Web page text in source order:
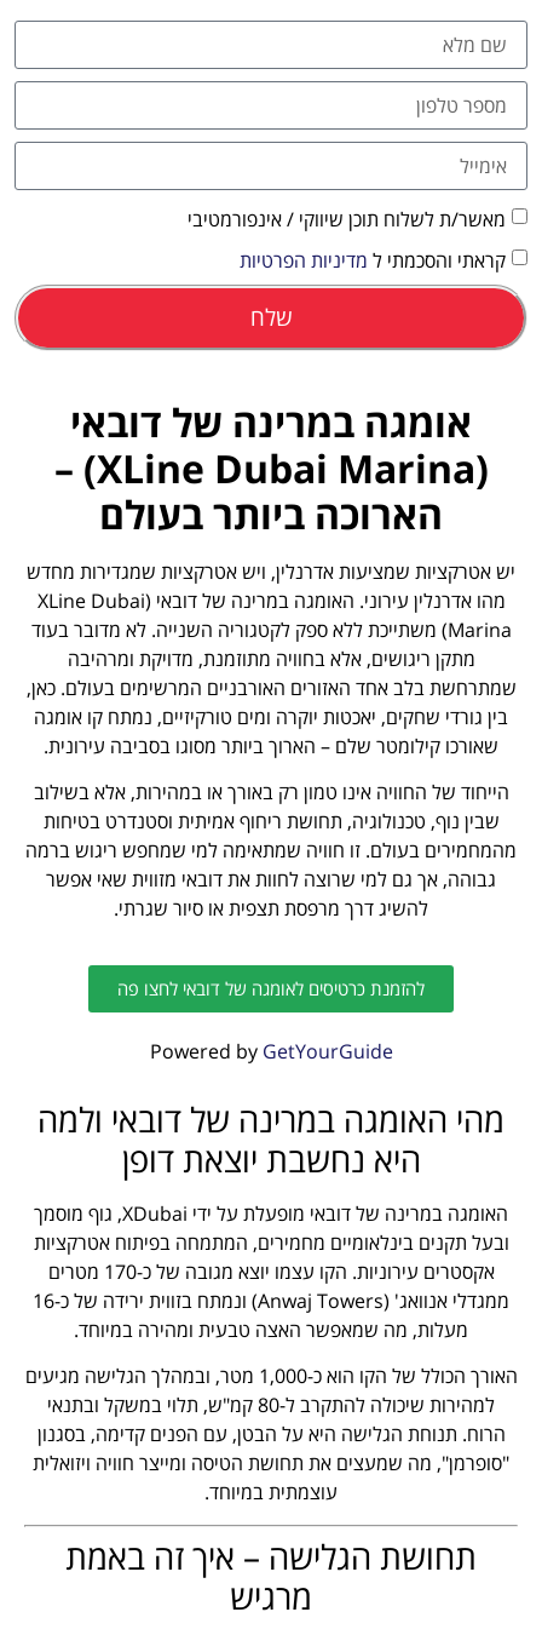
מאשר/ת לשלוח תוכן שיווקי / אינפורמטיבי
קראתי והסכמתי ל מדיניות הפרטיות
שלח
אומגה במרינה של דובאי
(XLine Dubai Marina) –
הארוכה ביותר בעולם
יש אטרקציות שמציעות אדרנלין, ויש אטרקציות שמגדירות מחדש
מהו אדרנלין עירוני. האומגה במרינה של דובאי (XLine Dubai
Marina) משתייכת ללא ספק לקטגוריה השנייה. לא מדובר בעוד
מתקן ריגושים, אלא בחוויה מתוזמנת, מדויקת ומרהיבה
שמתרחשת בלב אחד האזורים האורבניים המרשימים בעולם. כאן,
בין גורדי שחקים, יאכטות יוקרה ומים טורקיזיים, נמתח קו אומגה
שאורכו קילומטר שלם – הארוך ביותר מסוגו בסביבה עירונית.
הייחוד של החוויה אינו טמון רק באורך או במהירות, אלא בשילוב
שבין נוף, טכנולוגיה, תחושת ריחוף אמיתית וסטנדרט בטיחות
מהמחמירים בעולם. זו חוויה שמתאימה למי שמחפש ריגוש ברמה
גבוהה, אך גם למי שרוצה לחוות את דובאי מזווית שאי אפשר
להשיג דרך מרפסת תצפית או סיור שגרתי.
להזמנת כרטיסים לאומגה של דובאי לחצו פה
Powered by GetYourGuide
מהי האומגה במרינה של דובאי ולמה
היא נחשבת יוצאת דופן
האומגה במרינה של דובאי מופעלת על ידי XDubai, גוף מוסמך
ובעל תקנים בינלאומיים מחמירים, המתמחה בפיתוח אטרקציות
אקסטרים עירוניות. הקו עצמו יוצא מגובה של כ-170 מטרים
ממגדלי אנוואג' (Anwaj Towers) ונמתח בזווית ירידה של כ-16
מעלות, מה שמאפשר האצה טבעית ומהירה במיוחד.
האורך הכולל של הקו הוא כ-1,000 מטר, ובמהלך הגלישה מגיעים
למהירות שיכולה להתקרב ל-80 קמ"ש, תלוי במשקל ובתנאי
הרוח. תנוחת הגלישה היא על הבטן, עם הפנים קדימה, בסגנון
"סופרמן", מה שמעצים את תחושת הטיסה ומייצר חוויה ויזואלית
עוצמתית במיוחד.
תחושת הגלישה – איך זה באמת
מרגיש